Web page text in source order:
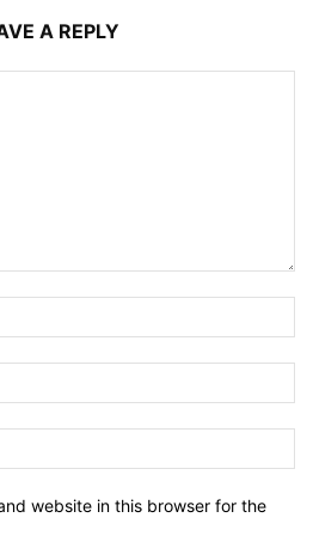
A REPLY
website in this browser for the